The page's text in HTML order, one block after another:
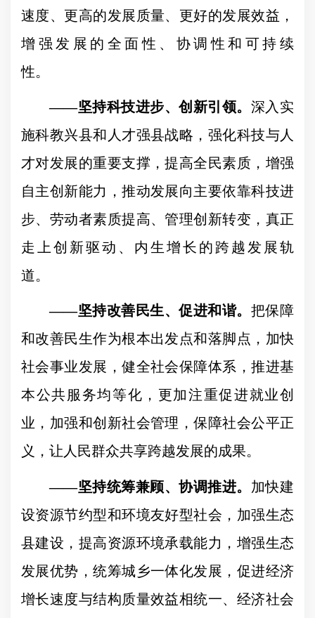
速度、更高的发展质量、更好的发展效益，
增强发展的全面性、协调性和可持续
性。
——坚持科技进步、创新引领。 深入实
施科教兴县和人才强县战略，强化科技与人
才对发展的重要支撑，提高全民素质，增强
自主创新能力，推动发展向主要依靠科技进
步、劳动者素质提高、管理创新转变，真正
走上创新驱动、内生增长的跨越发展轨
道。
——坚持改善民生、促进和谐。 把保障
和改善民生作为根本出发点和落脚点，加快
社会事业发展，健全社会保障体系，推进基
本公共服务均等化，更加注重促进就业创
业，加强和创新社会管理，保障社会公平正
义，让人民群众共享跨越发展的成果。
——坚持统筹兼顾、协调推进。 加快建
设资源节约型和环境友好型社会，加强生态
县建设，提高资源环境承载能力，增强生态
发展优势，统筹城乡一体化发展，促进经济
增长速度与结构质量效益相统一、经济社会